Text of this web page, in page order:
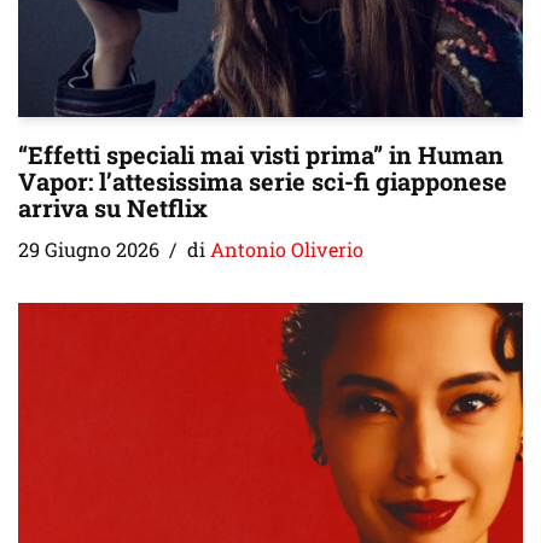
“Effetti speciali mai visti prima” in Human
Vapor: l’attesissima serie sci-fi giapponese
arriva su Netflix
29 Giugno 2026 di Antonio Oliverio